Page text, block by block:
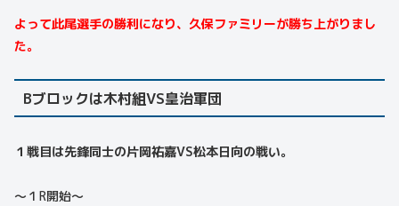
よって此尾選手の勝利になり、久保ファミリーが勝ち上がりまし
た。
Bブロックは木村組VS皇治軍団
１戦目は先鋒同士の片岡祐嘉VS松本日向の戦い。
〜１R開始〜